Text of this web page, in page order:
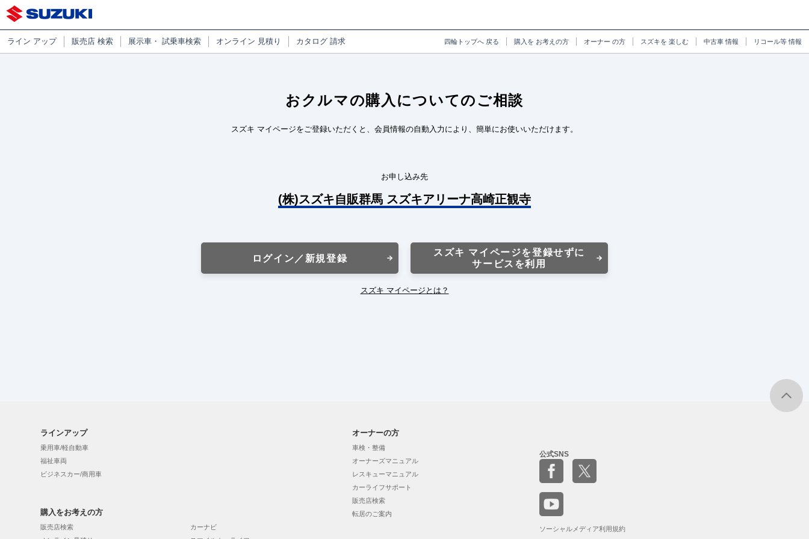
ライン アップ 販売店 検索 展示車・ 試乗車検索 オンライン 見積り カタログ 請求 四輪トップへ 戻る 購入を お考えの方 オーナー の方 スズキを 楽しむ 中古車情報 リコール等情報
おクルマの購入についてのご相談
スズキ マイページをご登録いただくと、会員情報の自動入力により、簡単にお使いいただけます。
お申し込み先
(株)スズキ自販群馬 スズキアリーナ高崎正観寺
ログイン／新規登録
スズキ マイページを登録せずに
サービスを利用
スズキ マイページとは？
ラインアップ
乗用車/軽自動車
福祉車両
ビジネスカー/商用車
購入をお考えの方
販売店検索
カーナビ
オーナーの方
車検・整備
オーナーズマニュアル
レスキューマニュアル
カーライフサポート
販売店検索
転居のご案内
公式SNS
ソーシャルメディア利用規約